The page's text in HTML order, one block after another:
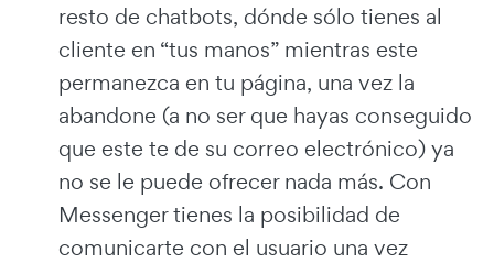
resto de chatbots, dónde sólo tienes al
cliente en “tus manos” mientras este
permanezca en tu página, una vez la
abandone (a no ser que hayas conseguido
que este te de su correo electrónico) ya
no se le puede ofrecer nada más. Con
Messenger tienes la posibilidad de
comunicarte con el usuario una vez